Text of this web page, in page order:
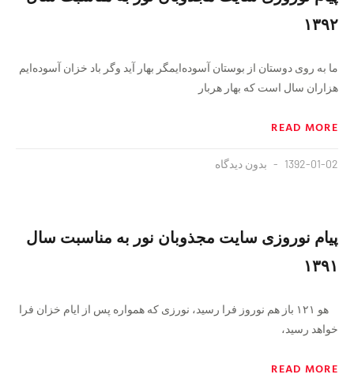
۱۳۹۲
ما به روی دوستان از بوستان آسوده‌ایمگر بهار آید وگر باد خزان آسوده‌ایم
هزاران سال است که بهار هربار
READ MORE
1392-01-02 بدون دیدگاه
پیام نوروزی سایت مجذوبان نور به مناسبت سال
۱۳۹۱
هو ۱۲۱ باز هم نوروز فرا رسید، نورزی که همواره پس از ایام خزان فرا
خواهد رسید،
READ MORE